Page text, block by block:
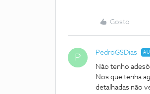
Gosto
P PedroGSDias
Não tenho
Nos que tenha
detalhadas não